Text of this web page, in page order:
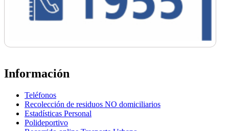
Información
Teléfonos
Recolección de residuos NO domiciliarios
Estadísticas Personal
Polideportivo